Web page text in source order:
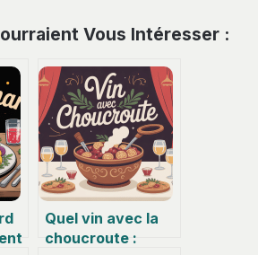
Vous Intéresser :
Quel vin avec la
choucroute :